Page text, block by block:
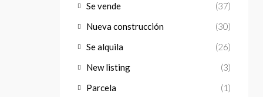
Se vende
(37)
Nueva construcción
(30)
Se alquila
(26)
New listing
(3)
Parcela
(1)